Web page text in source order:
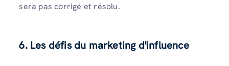
sera pas corrigé et résolu.
6. Les défis du marketing d'influence